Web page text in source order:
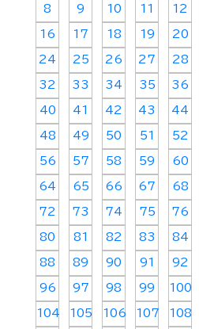
8 9 10 11 12
16 17 18 19 20
24 25 26 27 28
32 33 34 35 36
40 41 42 43 44
48 49 50 51 52
56 57 58 59 60
64 65 66 67 68
72 73 74 75 76
80 81 82 83 84
88 89 90 91 92
96 97 98 99 100
104 105 106 107 108